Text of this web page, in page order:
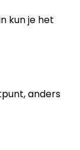
kun je het
anders